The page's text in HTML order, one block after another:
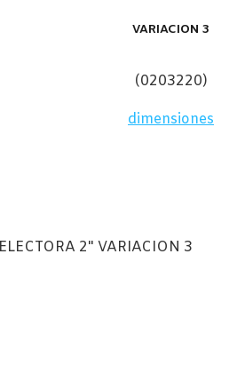
VARIACION 3
(0203220)
dimensiones
2" VARIACION 3